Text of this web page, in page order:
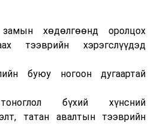
эсрэг гэмт хэргүүдэд
холбогдох шүүхүүдэд
хөдөлгөөнд оролцох
тээврийн хэрэгслүүдэд
буюу ногоон дугаартай
бүхий хүнсний
татан авалтын тээврийн